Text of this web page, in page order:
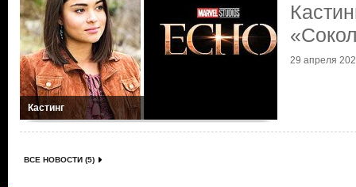
Кастинг
29 апреля
ВСЕ НОВОСТИ (5)